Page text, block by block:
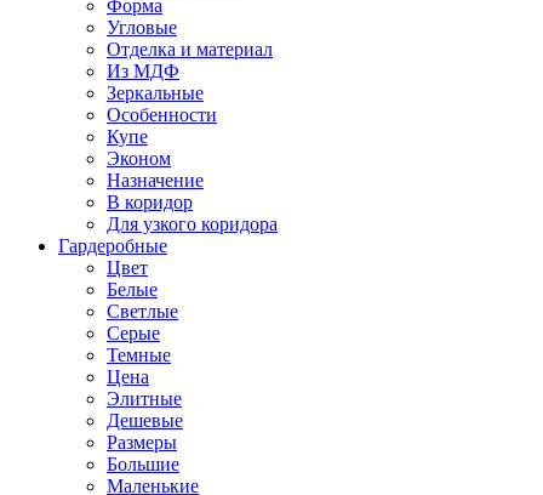
Форма
Угловые
Отделка и материал
Из МДФ
Зеркальные
Особенности
Купе
Эконом
Назначение
В коридор
Для узкого коридора
Гардеробные
Цвет
Белые
Светлые
Серые
Темные
Цена
Элитные
Дешевые
Размеры
Большие
Маленькие